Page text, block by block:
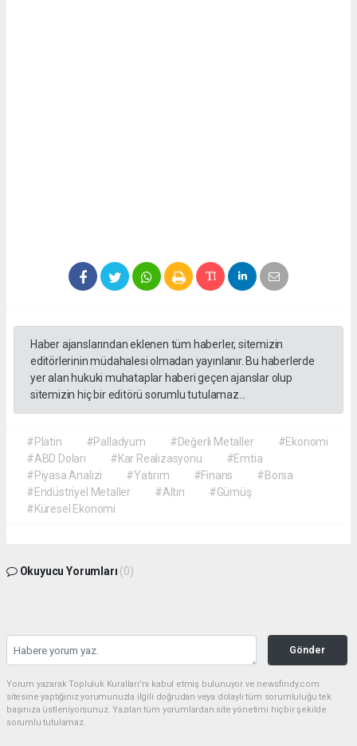
Haber ajanslarından eklenen tüm haberler, sitemizin
editörlerinin müdahalesi olmadan yayınlanır. Bu haberlerde
yer alan hukuki muhataplar haberi geçen ajanslar olup
sitemizin hiç bir editörü sorumlu tutulamaz...
#Platin #Palladyum #Değerli Metaller
#Ekonomi
#ABD Doları
#Kar Realizasyonu
#Emtia
#Piyasa Analizi
#Yatırım #Finans
#Borsa
#Endüstriyel Metaller
#Altın
#Gümüş
#Küresel Ekonomi
Okuyucu Yorumları (0)
Gönder
Yorum yazarak Topluluk Kuralları’nı kabul etmiş bulunuyor ve newsfindy.com
sitesine yaptığınız yorumunuzla ilgili doğrudan veya dolaylı tüm sorumluluğu tek
başınıza üstleniyorsunuz. Yazılan tüm yorumlardan site yönetimi hiçbir şekilde
sorumlu tutulamaz.